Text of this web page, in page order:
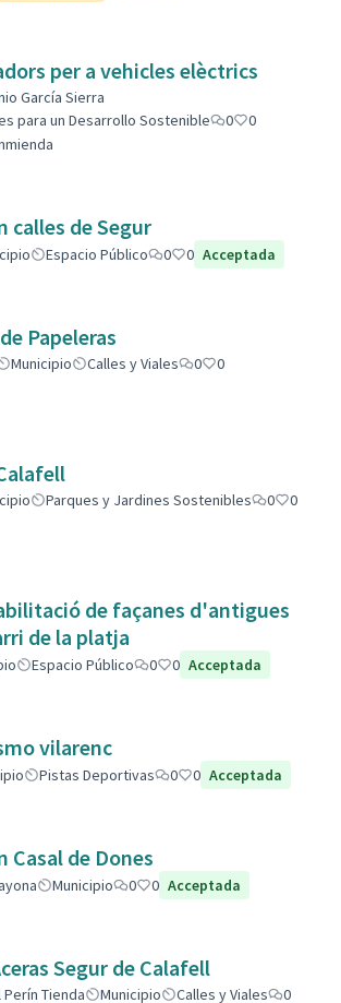
per a vehicles elèctrics
García Sierra
para un Desarrollo Sostenible
0
0
calles de Segur
Espacio Público 0 0 Acceptada
Papeleras
Municipio Calles y Viales 0
0
Parques y Jardines Sostenibles 0
0
de façanes d'antigues
de la platja
Espacio Público 0 0 Acceptada
vilarenc
Pistas Deportivas 0 0 Acceptada
Casal de Dones
Municipio 0 0 Acceptada
Segur de Calafell
Tienda Municipio Calles y Viales 0